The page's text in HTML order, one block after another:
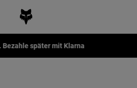
Collection -Jetzt kaufen